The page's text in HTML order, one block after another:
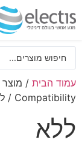
עמוד הבית
Compatibility / ללא
ללא